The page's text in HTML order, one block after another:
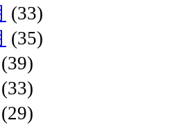
(33)
(35)
(39)
(33)
(29)